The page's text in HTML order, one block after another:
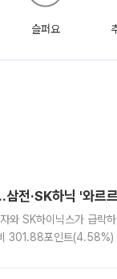
슬퍼요
전·SK하닉 '와르
와 SK하이닉스가 급락
301.88포인트